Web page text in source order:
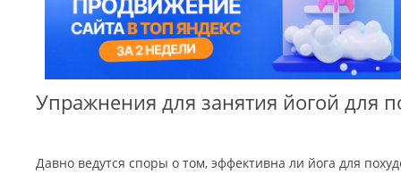
Упражнения для занятия йогой для
Давно ведутся споры о том, эффективна ли йога для